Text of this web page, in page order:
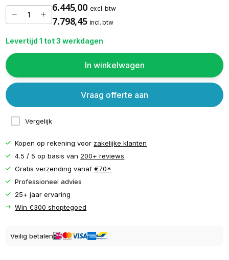
6.445,00 excl. btw
7.798,45 incl. btw
Levertijd 1 tot 3 werkdagen
In winkelwagen
Vergelijk
Vraag offerte aan
Kopen op rekening voor zakelijke klanten
4.5 / 5 op basis van 200+ reviews
Gratis verzending vanaf€70*
Professioneel advies
25+ jaar ervaring
Win €300 shoptegoed
Veilig betalen